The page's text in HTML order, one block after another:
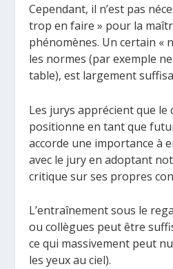
Cependant, il n’est pas
trop en faire » pour la
phénomènes. Un certain «
les normes (par exemple
table), est largement
Les jurys apprécient que le
positionne en tant que
accorde une importance à
avec le jury en adoptant
critique sur ses propres
L’entraînement sous le
ou collègues peut être
ce qui massivement peut
les yeux au ciel).